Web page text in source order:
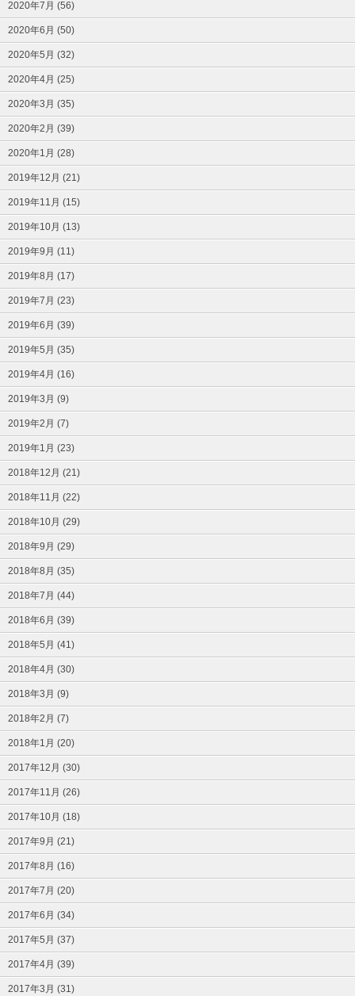
2020年7月 (56)
2020年6月 (50)
2020年5月 (32)
2020年4月 (25)
2020年3月 (35)
2020年2月 (39)
2020年1月 (28)
2019年12月 (21)
2019年11月 (15)
2019年10月 (13)
2019年9月 (11)
2019年8月 (17)
2019年7月 (23)
2019年6月 (39)
2019年5月 (35)
2019年4月 (16)
2019年3月 (9)
2019年2月 (7)
2019年1月 (23)
2018年12月 (21)
2018年11月 (22)
2018年10月 (29)
2018年9月 (29)
2018年8月 (35)
2018年7月 (44)
2018年6月 (39)
2018年5月 (41)
2018年4月 (30)
2018年3月 (9)
2018年2月 (7)
2018年1月 (20)
2017年12月 (30)
2017年11月 (26)
2017年10月 (18)
2017年9月 (21)
2017年8月 (16)
2017年7月 (20)
2017年6月 (34)
2017年5月 (37)
2017年4月 (39)
2017年3月 (31)